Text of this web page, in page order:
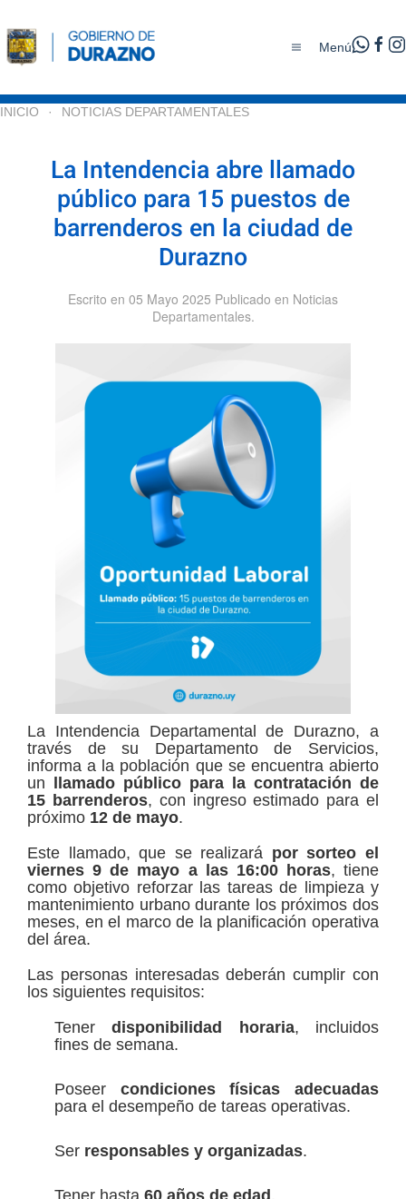
Skip to main content Menú
INICIO NOTICIAS DEPARTAMENTALES
La Intendencia abre llamado
público para 15 puestos de
barrenderos en la ciudad de
Durazno
Escrito en 05 Mayo 2025 Publicado en Noticias
Departamentales.
La Intendencia Departamental de Durazno, a
través de su Departamento de Servicios,
informa a la población que se encuentra abierto
un
llamado público para la contratación de
15 barrenderos, con ingreso estimado para el
próximo 12 de mayo.
Este llamado, que se realizará por sorteo el
viernes 9 de mayo a las 16:00 horas, tiene
como objetivo reforzar las tareas de limpieza y
mantenimiento urbano durante los próximos dos
meses, en el marco de la planificación operativa
del área.
Las personas interesadas deberán cumplir con
los siguientes requisitos:
Tenerdisponibilidad horaria, incluidos
fines de semana.
Poseer condiciones físicas adecuadas
para el desempeño de tareas operativas.
Ser responsables y organizadas.